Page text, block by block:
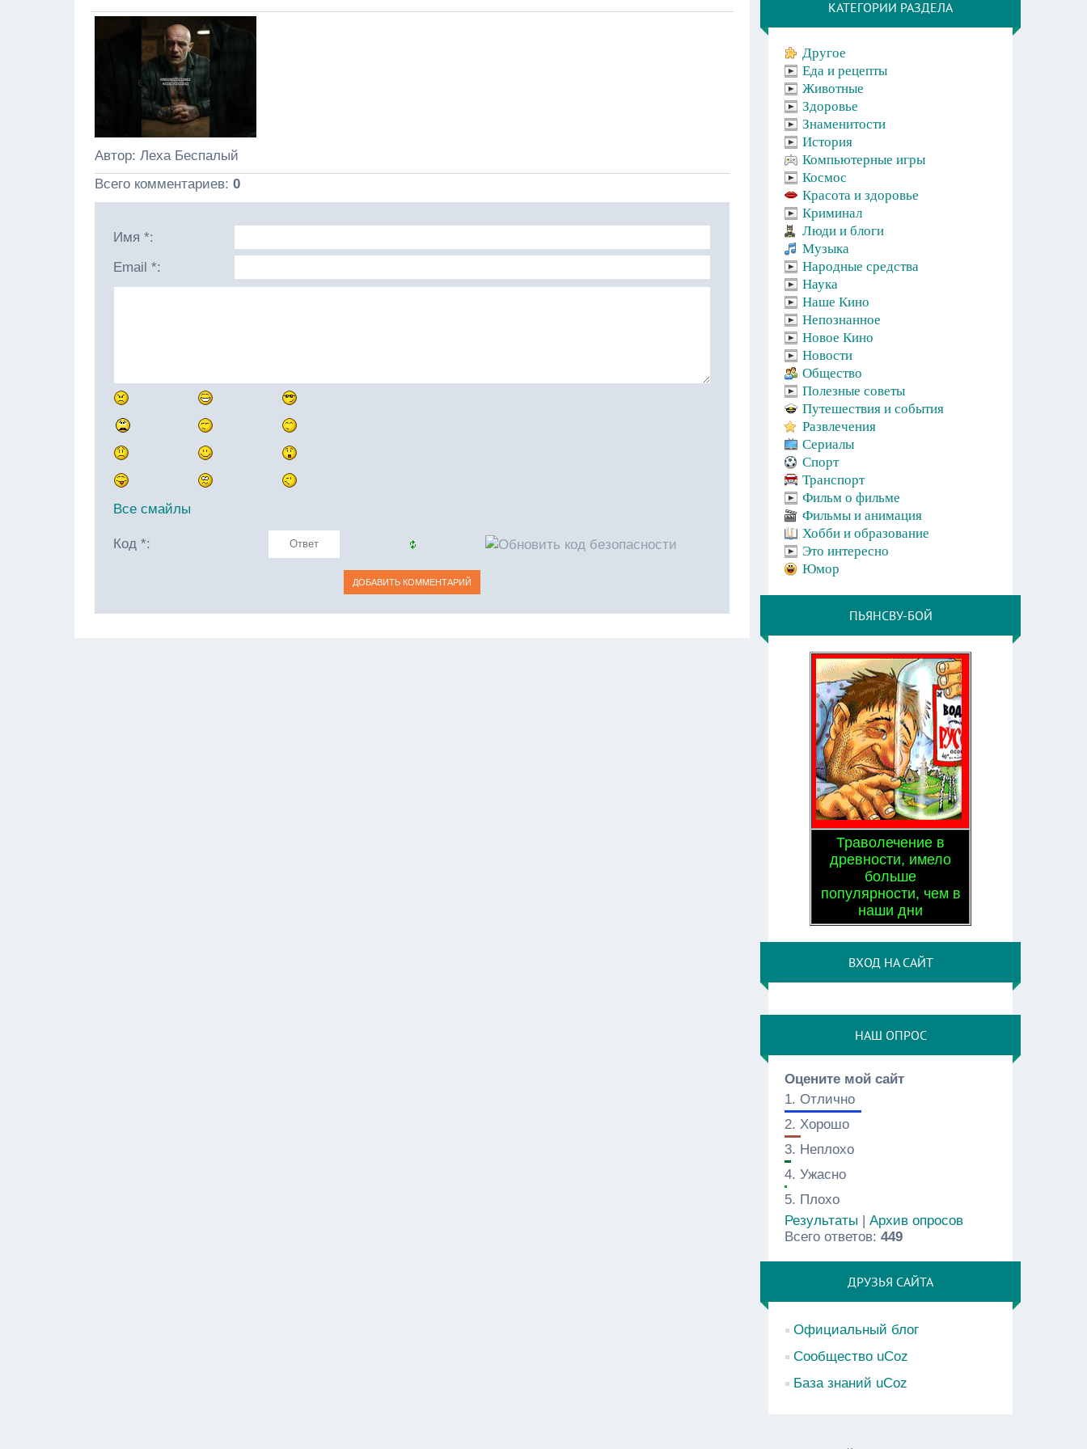
Автор: Леха Беспалый
Всего комментариев: 0
Имя *:
Email *:
Все смайлы
Код *:
КАТЕГОРИИ РАЗДЕЛА
Другое
Еда и рецепты
Животные
Здоровье
Знаменитости
История
Компьютерные игры
Космос
Красота и здоровье
Криминал
Люди и блоги
Музыка
Народные средства
Наука
Наше Кино
Непознанное
Новое Кино
Новости
Общество
Полезные советы
Путешествия и события
Развлечения
Сериалы
Спорт
Транспорт
Фильм о фильме
Фильмы и анимация
Хобби и образование
Это интересно
Юмор
ПЬЯНСВУ-БОЙ
Траволечение в
древности, имело
больше
популярности, чем в
наши дни
ВХОД НА САЙТ
НАШ ОПРОС
Оцените мой сайт
1.Отлично
2.Хорошо
3. Неплохо
4.Ужасно
5. Плохо
Результаты |Архив опросов
Всего ответов:449
ДРУЗЬЯ САЙТА
Официальный блог
Сообщество uCoz
База знаний uCoz